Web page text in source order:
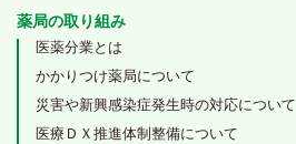
薬局の取り組み
医薬分業とは
かかりつけ薬局について
災害や新興感染症発生時の対応について
医療ＤＸ推進体制整備について